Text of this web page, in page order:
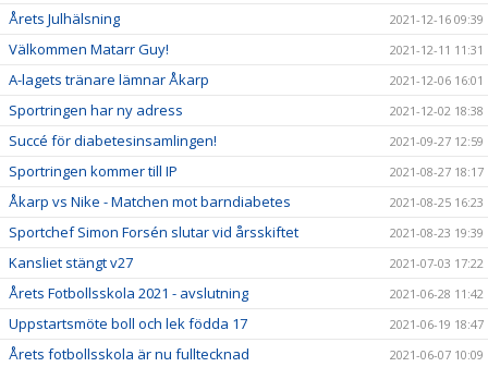
Årets Julhälsning 2021-12-16 09:39
Välkommen Matarr Guy! 2021-12-11 11:31
A-lagets tränare lämnar Åkarp 2021-12-06 16:01
Sportringen har ny adress 2021-12-02 18:38
Succé för diabetesinsamlingen! 2021-09-27 12:59
Sportringen kommer till IP 2021-08-27 18:17
Åkarp vs Nike - Matchen mot barndiabetes 2021-08-25 16:23
Sportchef Simon Forsén slutar vid årsskiftet 2021-08-23 19:39
Kansliet stängt v27 2021-07-03 17:22
Årets Fotbollsskola 2021 - avslutning 2021-06-28 11:42
Uppstartsmöte boll och lek födda 17 2021-06-19 18:47
Årets fotbollsskola är nu fulltecknad 2021-06-07 10:09